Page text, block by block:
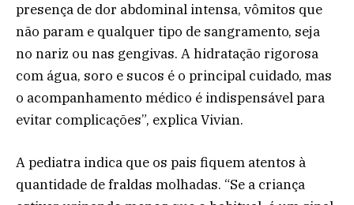
presença de dor abdominal intensa, vômitos que
não param e qualquer tipo de sangramento, seja
no nariz ou nas gengivas. A hidratação rigorosa
com água, soro e sucos é o principal cuidado, mas
o acompanhamento médico é indispensável para
evitar complicações”, explica Vivian.
A pediatra indica que os pais fiquem atentos à
quantidade de fraldas molhadas. “Se a criança